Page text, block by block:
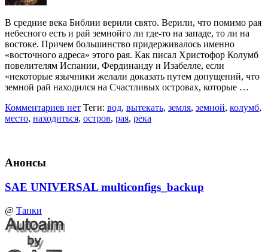
В средние века Библии верили свято. Верили, что помимо рая
небесного есть и рай земнойго ли где-то на западе, то ли на
востоке. Причем большинство придерживалось именно
«восточного адреса» этого рая. Как писал Христофор Колумб
повелителям Испании, Фердинанду и Изабелле, если
«некоторые язычники желали доказать путем допущений, что
земной рай находился на Счастливых островах, которые …
Комментариев нет Теги: вод, вытекать, земля, земной, колумб,
место, находиться, остров, рая, река
Анонсы
SAE UNIVERSAL multiconfigs_backup
@ Танки